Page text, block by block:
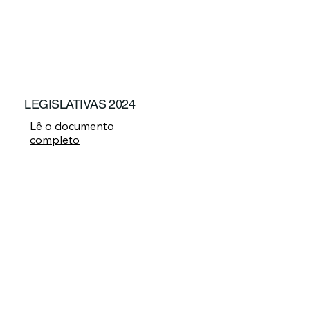
LEGISLATIVAS 2024
Lê o documento
completo